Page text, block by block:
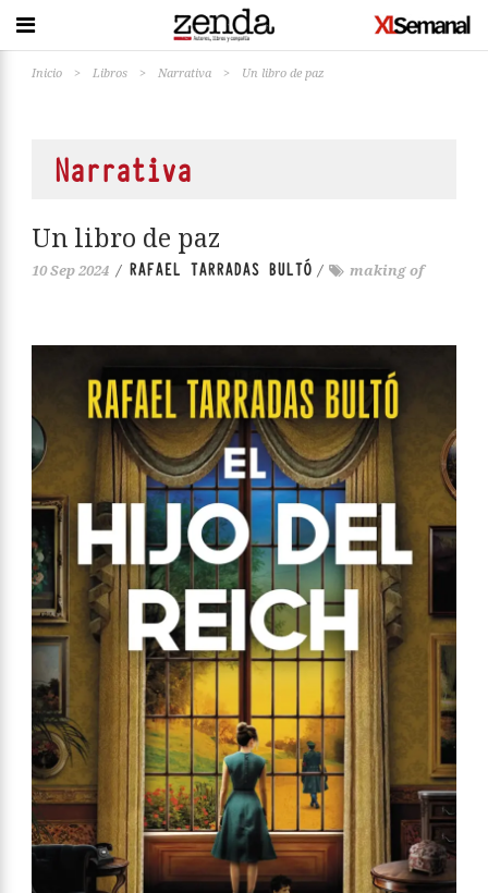
Inicio > Libros > Narrativa > Un libro de paz
Narrativa
Un libro de paz
10 Sep 2024 / RAFAEL TARRADAS BULTÓ / making of